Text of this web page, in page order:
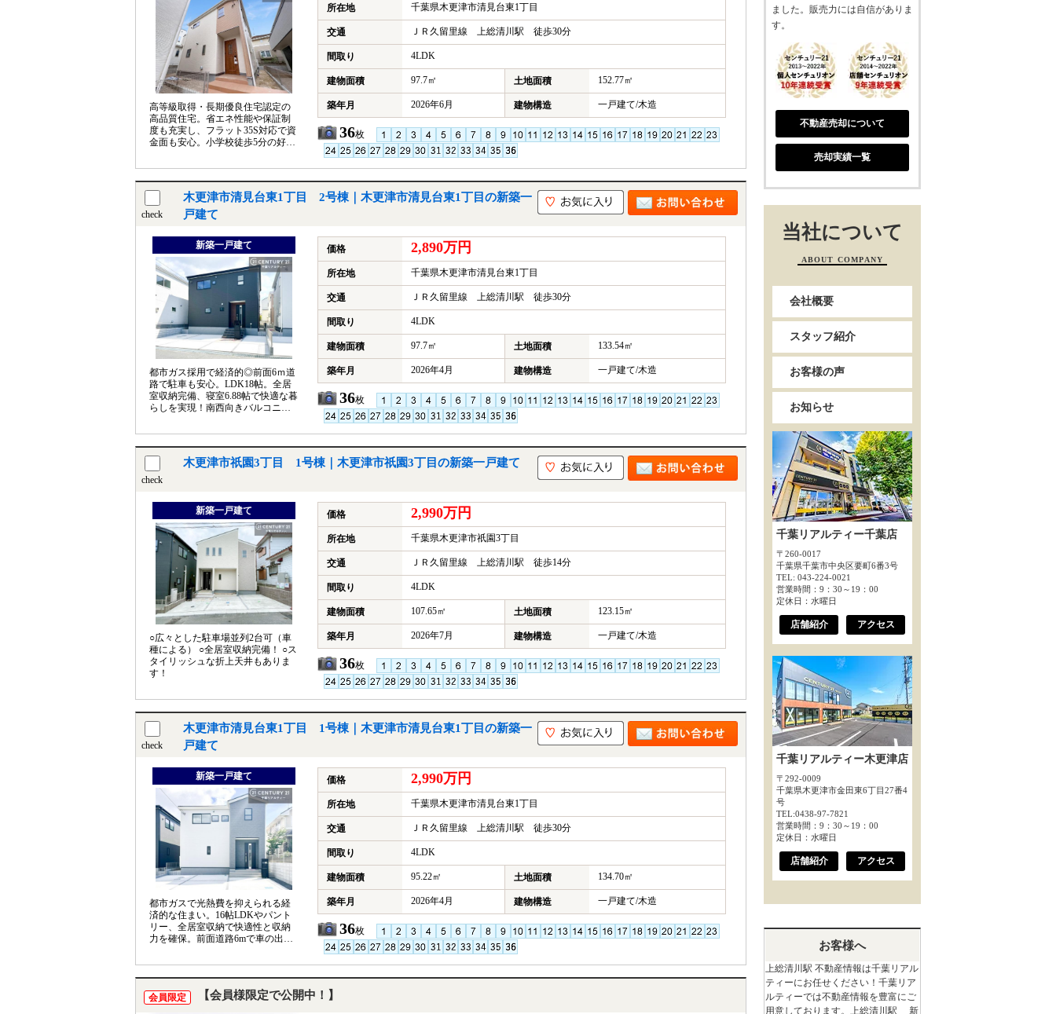
高等級取得・長期優良住宅認定の
高品質住宅。省エネ性能や保証制
度も充実し、フラット35S対応で資
金面も安心。小学校徒歩5分の好立
す。
所在地 千葉県木更津市清見台東1丁目
交通 ＪＲ久留里線 上総清川駅 徒歩30分
間取り 4LDK
建物面積 97.7㎡ 土地面積 152.77㎡
築年月 2026年6月 建物構造 一戸建て/木造
36枚
check
木更津市清見台東1丁目 2号棟｜木更津市清見台東1丁目の新築一
戸建て
新築一戸建て
都市ガス採用で経済的◎前面6ｍ道
路で駐車も安心。LDK18帖。全居
室収納完備、寝室6.88帖で快適な暮
らしを実現！南西向きバルコニー2
価格 2,890万円
所在地 千葉県木更津市清見台東1丁目
交通 ＪＲ久留里線 上総清川駅 徒歩30分
間取り 4LDK
建物面積 97.7㎡ 土地面積 133.54㎡
築年月 2026年4月 建物構造 一戸建て/木造
36枚
check
木更津市祇園3丁目 1号棟｜木更津市祇園3丁目の新築一戸建て
新築一戸建て
○広々とした駐車場並列2台可（車
種による） ○全居室収納完備！ ○ス
タイリッシュな折上天井もありま
す！
価格 2,990万円
所在地 千葉県木更津市祇園3丁目
交通 ＪＲ久留里線 上総清川駅 徒歩14分
間取り 4LDK
建物面積 107.65㎡ 土地面積 123.15㎡
築年月 2026年7月 建物構造 一戸建て/木造
36枚
check
木更津市清見台東1丁目 1号棟｜木更津市清見台東1丁目の新築一
戸建て
新築一戸建て
都市ガスで光熱費を抑えられる経
済的な住まい。16帖LDKやパント
リー、全居室収納で快適性と収納
力を確保。前面道路6mで車の出し
す。
価格 2,990万円
所在地 千葉県木更津市清見台東1丁目
交通 ＪＲ久留里線 上総清川駅 徒歩30分
間取り 4LDK
建物面積 95.22㎡ 土地面積 134.70㎡
築年月 2026年4月 建物構造 一戸建て/木造
36枚
会員限定 【会員様限定で公開中！】
ました。販売力には自信がありま
す。
不動産売却について
売却実績一覧
当社について
ABOUT COMPANY
会社概要
スタッフ紹介
お客様の声
お知らせ
千葉リアルティー千葉店
〒260-0017
千葉県千葉市中央区要町6番3号
TEL: 043-224-0021
営業時間：9：30～19：00
定休日：水曜日
店舗紹介 アクセス
千葉リアルティー木更津店
〒292-0009
千葉県木更津市金田東6丁目27番4
号
TEL:0438-97-7821
営業時間：9：30～19：00
定休日：水曜日
店舗紹介 アクセス
お客様へ
上総清川駅 不動産情報は千葉リアル
ティーにお任せください！千葉リア
ルティーでは不動産情報を豊富にご
用意しております。上総清川駅 新